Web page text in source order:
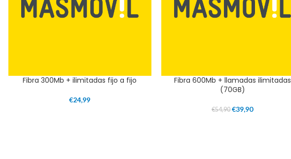
Fibra 300Mb + ilimitadas fijo a fijo
€24,99
Fibra 600Mb + llamadas ilimitadas
(70GB)
€54,90 €39,90